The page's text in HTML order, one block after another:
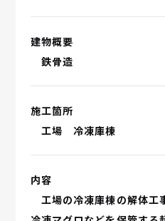
建物概要
鉄骨造
施工箇所
工場 冷凍庫棟
内容
工場の冷凍庫棟の解体工